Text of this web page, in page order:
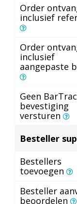
Order
inclusief
Order
inclusief
aangepaste
Geen
bevestiging
versturen
Besteller
Bestellers
toevoegen
Besteller
beoordelen